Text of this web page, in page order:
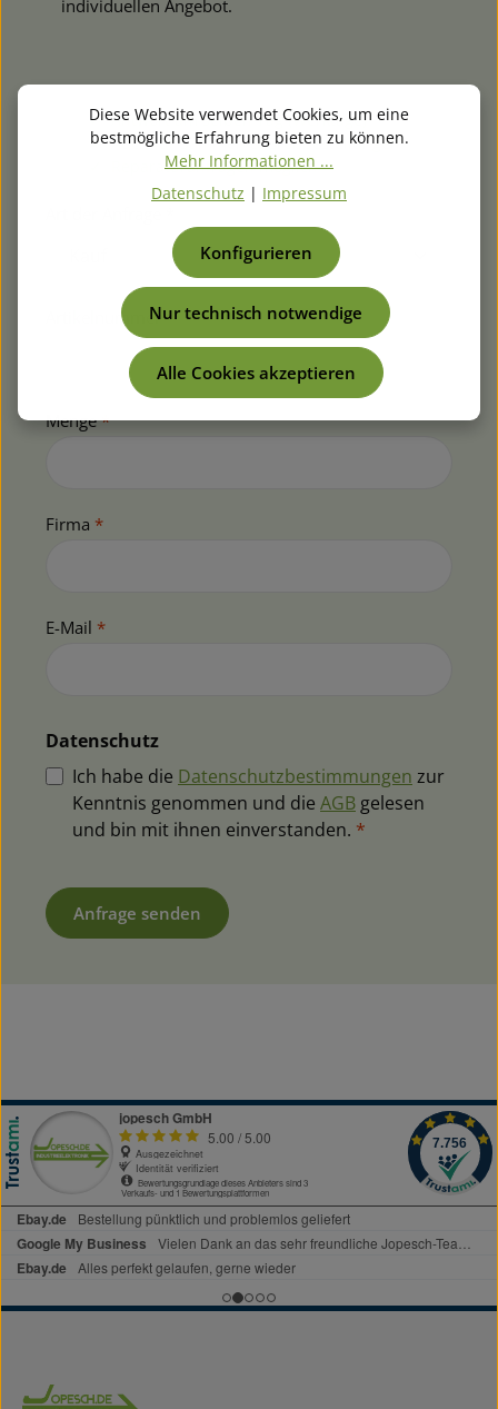
individuellen Angebot.
✓ Antwort am selben Tag (Werktage)
✓ Auch für Sammel- & Großbestellungen
✓ Reparaturanfragen möglich
Artikelnummer*
Menge*
Firma *
E-Mail *
Datenschutz
Ich habe die Datenschutzbestimmungen zur
Kenntnis genommen und die AGB gelesen
und bin mit ihnen einverstanden. *
Anfrage senden
Diese Website verwendet Cookies, um eine
bestmögliche Erfahrung bieten zu können.
Mehr Informationen ...
Datenschutz | Impressum
Nur technisch notwendige
Konfigurieren
Alle Cookies akzeptieren